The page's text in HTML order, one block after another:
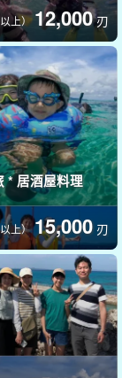
上）12,000 刃
* 居酒屋料理
上）15,000 刃